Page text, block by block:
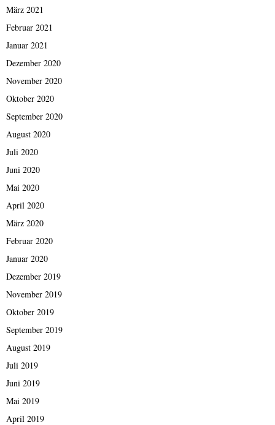
März 2021
Februar 2021
Januar 2021
Dezember 2020
November 2020
Oktober 2020
September 2020
August 2020
Juli 2020
Juni 2020
Mai 2020
April 2020
März 2020
Februar 2020
Januar 2020
Dezember 2019
November 2019
Oktober 2019
September 2019
August 2019
Juli 2019
Juni 2019
Mai 2019
April 2019